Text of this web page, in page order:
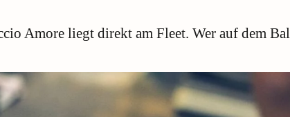
Amore liegt direkt am Fleet. Wer auf dem